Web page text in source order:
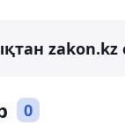
zakon.kz
0